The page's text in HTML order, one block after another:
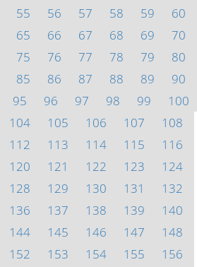
55 56 57 58 59
60
65 66 67 68 69
70
75 76 77 78 79
80
85 86 87 88 89
90
95 96 97 98 99
100
104 105 106 107
108
112 113 114 115
116
120 121 122 123
124
128 129 130 131
132
136 137 138 139
140
144 145 146 147
148
152 153 154 155
156